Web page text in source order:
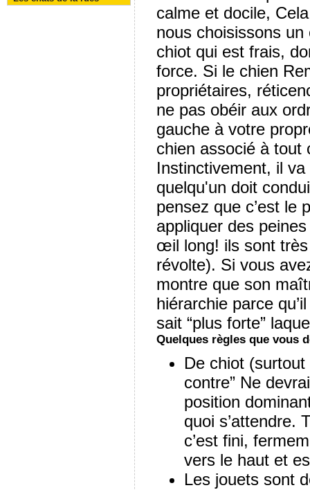
calme et docile,
nous choisissons
chiot qui est frais,
force. Si le chien
propriétaires,
ne pas obéir aux
gauche à votre
chien associé à tout
Instinctivement, il
quelqu'un doit
pensez que c’est le
appliquer des
œil long! ils sont
révolte). Si vous
montre que son
hiérarchie parce
sait “plus forte”
Quelques règles que vous
De chiot
contre” Ne
position
quoi s’attendre.
c’est fini,
vers le haut et
Les jouets sont